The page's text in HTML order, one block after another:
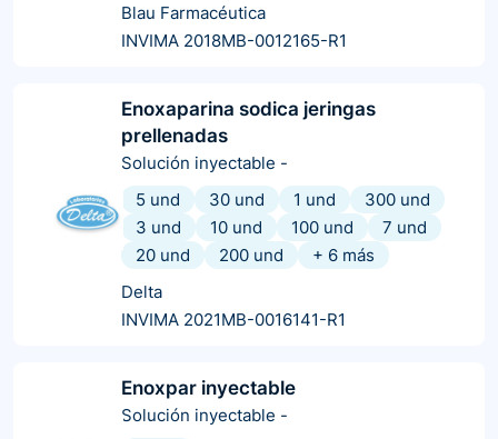
Blau Farmacéutica
INVIMA 2018MB-0012165-R1
Enoxaparina sodica jeringas
prellenadas
Solución inyectable -
5 und
30 und 1 und
300 und
3 und
10 und 100 und
7 und
20 und
200 und + 6 más
Delta
INVIMA 2021MB-0016141-R1
Enoxpar inyectable
Solución inyectable -